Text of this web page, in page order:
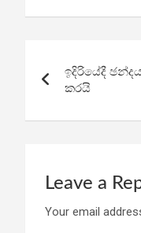
ce
o
o
k
tt
navigation
ඉදිරියේදී
කරයි
Leave a
Your email